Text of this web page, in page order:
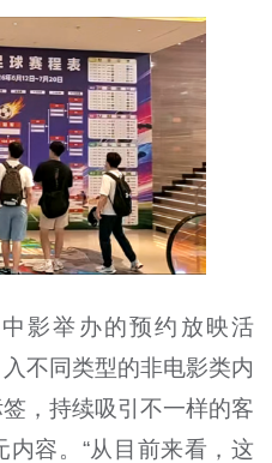
影举办的预约放映活
不同类型的非电影类内
，持续吸引不一样的客
容。“从目前来看，这